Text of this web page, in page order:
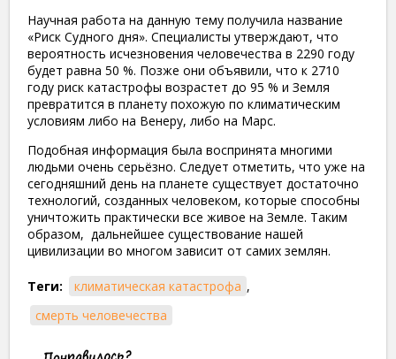
Научная работа на данную тему получила название
«Риск Судного дня». Специалисты утверждают, что
вероятность исчезновения человечества в 2290 году
будет равна 50 %. Позже они объявили, что к 2710
году риск катастрофы возрастет до 95 % и Земля
превратится в планету похожую по климатическим
условиям либо на Венеру, либо на Марс.
Подобная информация была воспринята многими
людьми очень серьёзно. Следует отметить, что уже на
сегодняшний день на планете существует достаточно
технологий, созданных человеком, которые способны
уничтожить практически все живое на Земле. Таким
образом, дальнейшее существование нашей
цивилизации во многом зависит от самих землян.
Теги: климатическая катастрофа ,
смерть человечества